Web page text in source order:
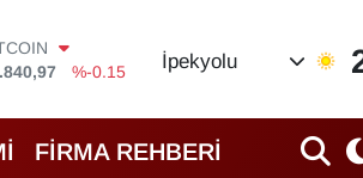
%-0.15
%0.18
%0.32
İpekyolu
FİRMA REHBERİ